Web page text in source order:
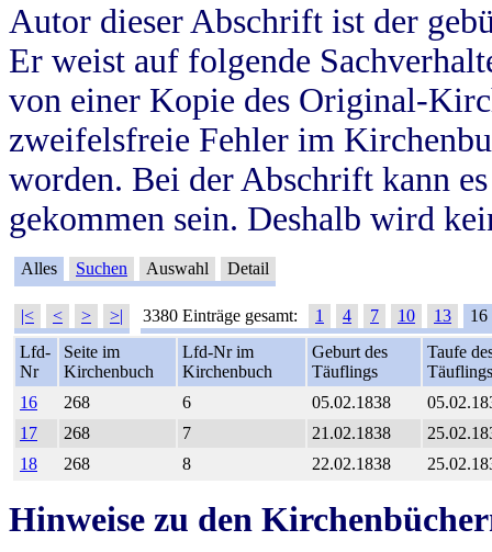
Autor dieser Abschrift ist der
Er weist auf folgende
von einer Kopie des Original-
zweifelsfreie Fehler im
worden. Bei der Abschrift kann
gekommen sein. Deshalb wird
Alles Suchen Auswahl Detail
|< < > >| 3380 Einträge gesamt: 1 4 7 10 13
16
Lfd-
Nr
Seite im
Kirchenbuch
Lfd-Nr im
Kirchenbuch
Geburt des
Täuflings
Taufe
Täuflings
16
268 6 05.02.1838
17
268 7 21.02.1838
18
268 8 22.02.1838
Hinweise zu den